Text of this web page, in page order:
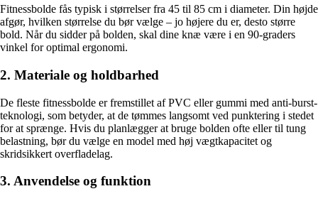
Fitnessbolde fås typisk i størrelser fra 45 til 85 cm i diameter. Din højde
afgør, hvilken størrelse du bør vælge – jo højere du er, desto større
bold. Når du sidder på bolden, skal dine knæ være i en 90-graders
vinkel for optimal ergonomi.
2. Materiale og holdbarhed
De fleste fitnessbolde er fremstillet af PVC eller gummi med anti-burst-
teknologi, som betyder, at de tømmes langsomt ved punktering i stedet
for at sprænge. Hvis du planlægger at bruge bolden ofte eller til tung
belastning, bør du vælge en model med høj vægtkapacitet og
skridsikkert overfladelag.
3. Anvendelse og funktion